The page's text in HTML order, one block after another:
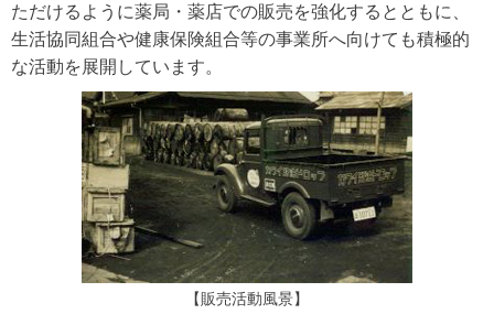
ただけるように薬局・薬店での販売を強化するとともに、
生活協同組合や健康保険組合等の事業所へ向けても積極的
な活動を展開しています。
【販売活動風景】